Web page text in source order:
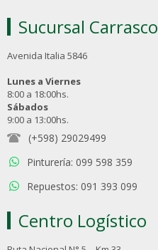
Sucursal Carrasco
Avenida Italia 5846
Lunes a Viernes
8:00 a 18:00hs.
Sábados
9:00 a 13:00hs.
(+598) 29029499
Pinturería: 099 598 359
Repuestos: 091 393 099
Centro Logístico